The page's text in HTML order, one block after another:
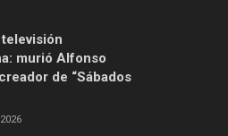
murió Alfonso
de “Sábados